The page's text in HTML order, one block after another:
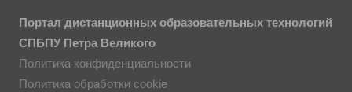
Портал дистанционных образовательных технологий
СПБПУ Петра Великого
Политика конфиденциальности
Политика обработки cookie